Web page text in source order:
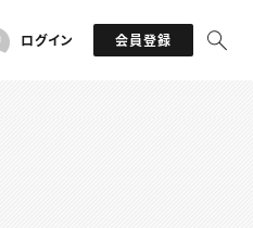
ログイン 会員登録